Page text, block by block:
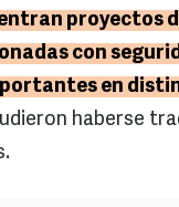
proyectos
con
en
haberse